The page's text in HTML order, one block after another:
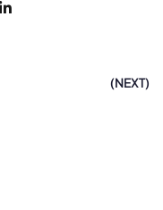
(NEXT)